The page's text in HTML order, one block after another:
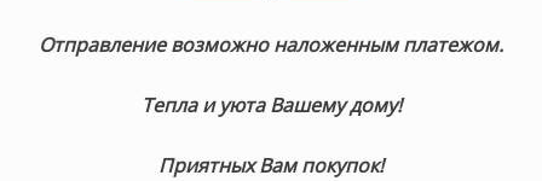
Отправление возможно наложенным платежом.
Тепла и уюта Вашему дому!
Приятных Вам покупок!